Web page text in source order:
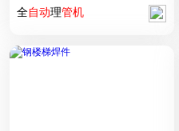
全自动理管机